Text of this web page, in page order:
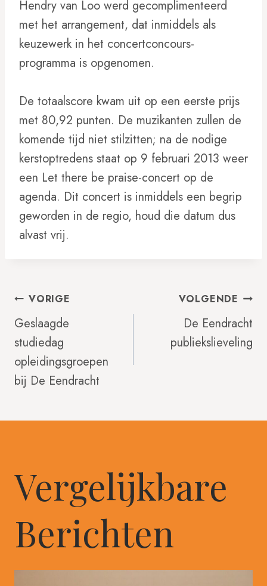
Hendry van Loo werd gecomplimenteerd
met het arrangement, dat inmiddels als
keuzewerk in het concertconcours-
programma is opgenomen.
De totaalscore kwam uit op een eerste prijs
met 80,92 punten. De muzikanten zullen de
komende tijd niet stilzitten; na de nodige
kerstoptredens staat op 9 februari 2013 weer
een Let there be praise-concert op de
agenda. Dit concert is inmiddels een begrip
geworden in de regio, houd die datum dus
alvast vrij.
Bericht
Navigatie
VORIGE
Geslaagde
studiedag
opleidingsgroepen
bij De Eendracht
VOLGENDE
De Eendracht
publiekslieveling
Vergelijkbare
Berichten